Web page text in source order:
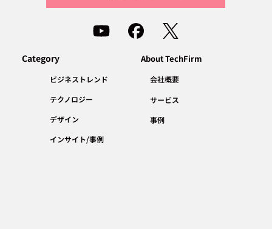
Category
ビジネストレンド
テクノロジー
デザイン
インサイト/事例
About TechFirm
会社概要
サービス
事例